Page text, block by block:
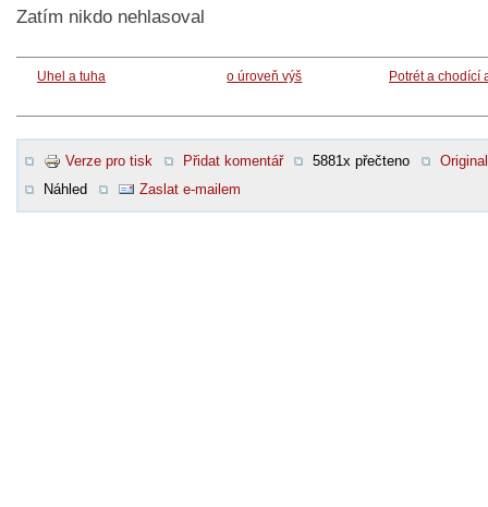
Zatím nikdo nehlasoval
Uhel a tuha o úroveň výš Potrét a chodící
Verze pro tisk Přidat komentář 5881x přečteno
Original
Náhled
Zaslat e-mailem